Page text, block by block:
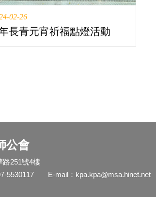
02-26
長青元宵祈福點燈活動
公會
路251號4樓
5530117 E-mail： kpa.kpa@msa.hinet.net